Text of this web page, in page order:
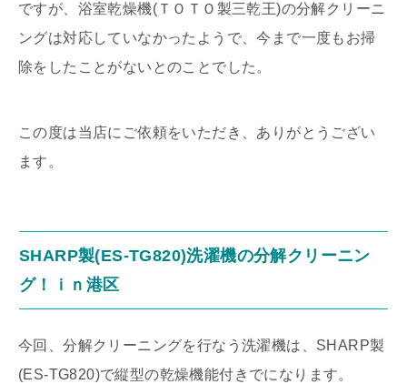
ですが、浴室乾燥機(ＴＯＴＯ製三乾王)の分解クリーニ
ングは対応していなかったようで、今まで一度もお掃
除をしたことがないとのことでした。
この度は当店にご依頼をいただき、ありがとうござい
ます。
SHARP製(ES-TG820)洗濯機の分解クリーニン
グ！ｉｎ港区
今回、分解クリーニングを行なう洗濯機は、SHARP製
(ES-TG820)で縦型の乾燥機能付きでになります。